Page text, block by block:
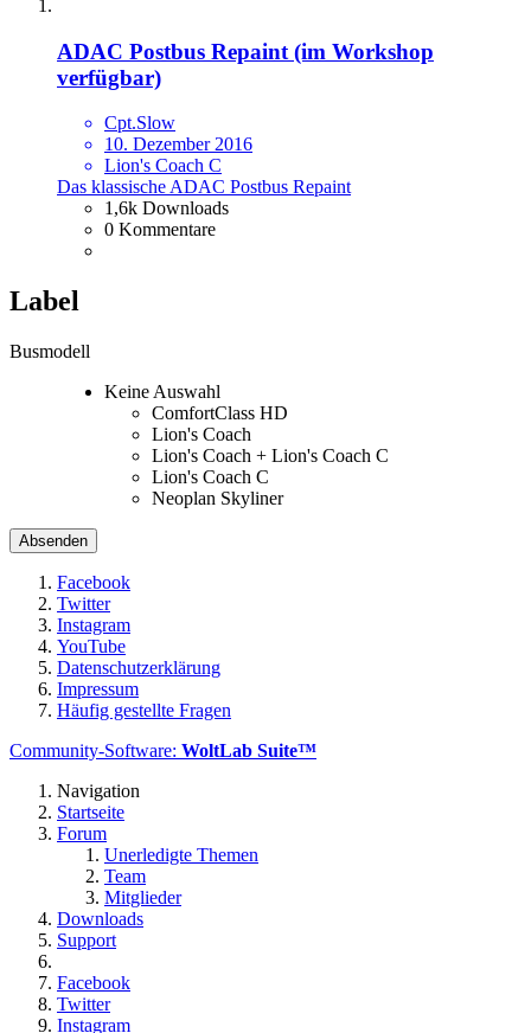
ADAC Postbus Repaint (im Workshop
verfügbar)
Cpt.Slow
10. Dezember 2016
Lion's Coach C
Das klassische ADAC Postbus Repaint
1,6k Downloads
0 Kommentare
Label
Busmodell
Keine Auswahl
ComfortClass HD
Lion's Coach
Lion's Coach + Lion's Coach C
Lion's Coach C
Neoplan Skyliner
Facebook
Twitter
Instagram
YouTube
Datenschutzerklärung
Impressum
Häufig gestellte Fragen
Community-Software: WoltLab Suite™
Navigation
Startseite
Forum
Unerledigte Themen
Team
Mitglieder
Downloads
Support
Facebook
Twitter
Instagram